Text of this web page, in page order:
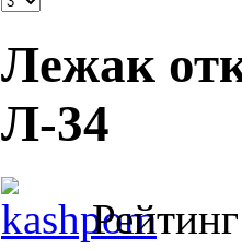
Лежак
Л-34